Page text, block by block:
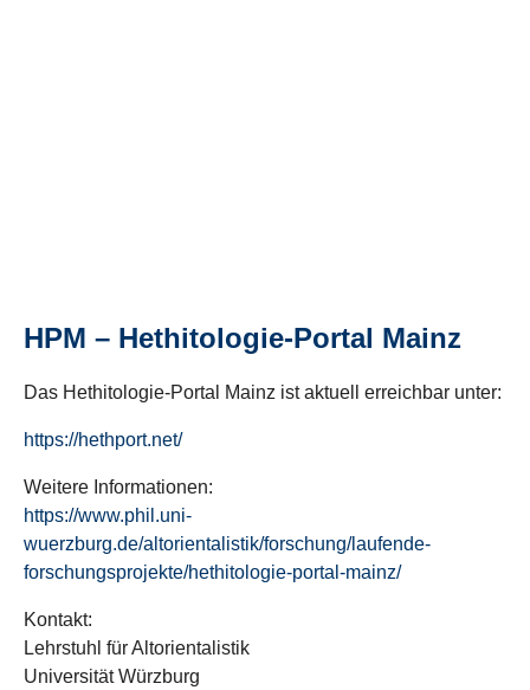
HPM – Hethitologie-Portal Mainz
Das Hethitologie-Portal Mainz ist aktuell erreichbar unter:
https://hethport.net/
Weitere Informationen:
https://www.phil.uni-
wuerzburg.de/altorientalistik/forschung/laufende-
forschungsprojekte/hethitologie-portal-mainz/
Kontakt:
Lehrstuhl für Altorientalistik
Universität Würzburg